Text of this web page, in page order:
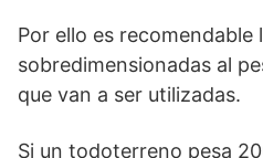
Por ello es recomendable
sobredimensionadas al
que van a ser utilizadas.
Si un todoterreno pesa